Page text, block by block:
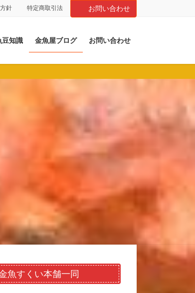
針 特定商取引法 お問い合わせ
豆知識 金魚屋ブログ お問い合わせ
魚すくい本舗一同